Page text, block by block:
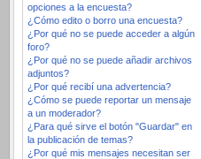
opciones a la encuesta?
¿Cómo edito o borro una encuesta?
¿Por qué no se puede acceder a algún
foro?
¿Por qué no se puede añadir archivos
adjuntos?
¿Por qué recibí una advertencia?
¿Cómo se puede reportar un mensaje
a un moderador?
¿Para qué sirve el botón "Guardar" en
la publicación de temas?
¿Por qué mis mensajes necesitan ser